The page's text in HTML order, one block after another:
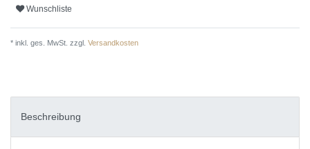
Wunschliste
* inkl. ges. MwSt. zzgl. Versandkosten
Beschreibung